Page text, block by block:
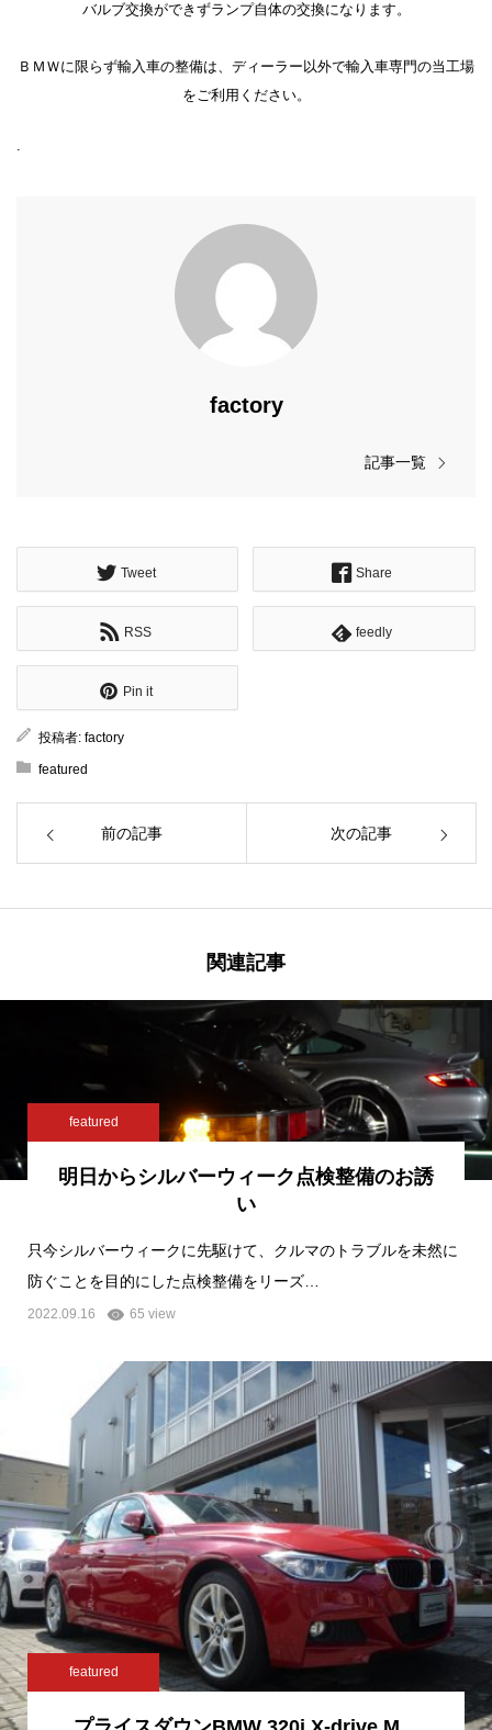
バルブ交換ができずランプ自体の交換になります。
ＢＭＷに限らず輸入車の整備は、ディーラー以外で輸入車専門の当工場
をご利用ください。
.
factory
記事一覧
Tweet Share
RSS feedly
Pin it
投稿者: factory
featured
前の記事 次の記事
関連記事
featured
明日からシルバーウィーク点検整備のお誘
い
只今シルバーウィークに先駆けて、クルマのトラブルを未然に
防ぐことを目的にした点検整備をリーズ…
2022.09.16 65 view
featured